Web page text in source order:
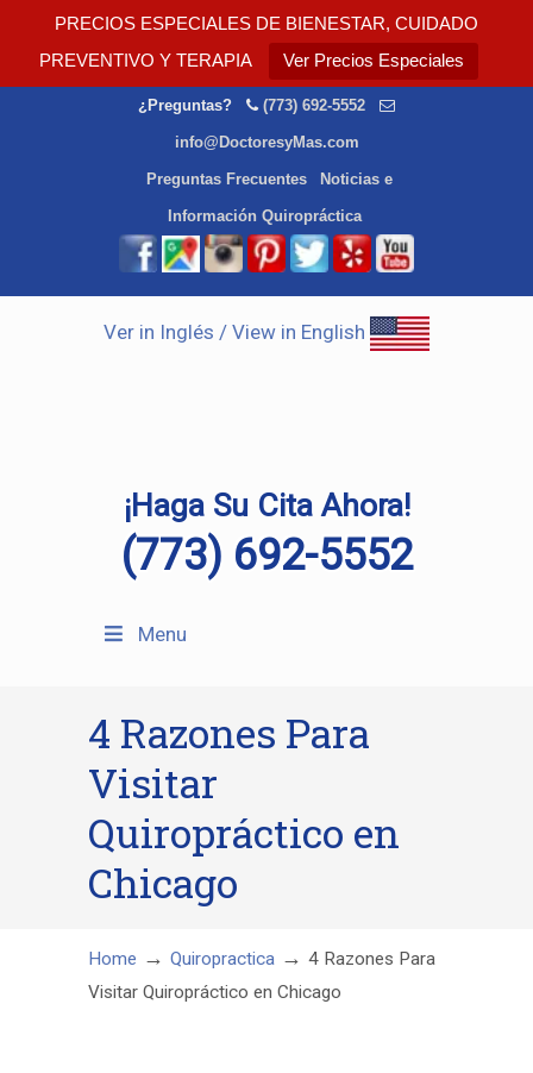
PRECIOS ESPECIALES DE BIENESTAR, CUIDADO
PREVENTIVO Y TERAPIA
Ver Precios Especiales
¿Preguntas? (773) 692-5552
info@DoctoresyMas.com
Preguntas Frecuentes Noticias e
Información Quiropráctica
Ver in Inglés / View in English
¡Haga Su Cita Ahora!
(773) 692-5552
Menu
4 Razones Para
Visitar
Quiropráctico en
Chicago
Home → Quiropractica → 4 Razones Para
Visitar Quiropráctico en Chicago